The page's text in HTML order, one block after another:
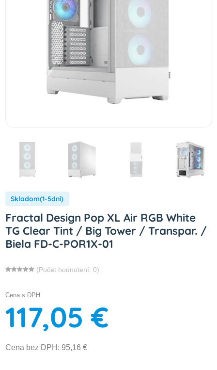
Skladom(1-5dni)
Fractal Design Pop XL Air RGB White
TG Clear Tint / Big Tower / Transpar. /
Biela FD-C-POR1X-01
(Počet hodnotení: 0)
Cena s DPH
117,05 €
Cena bez DPH: 95,16 €